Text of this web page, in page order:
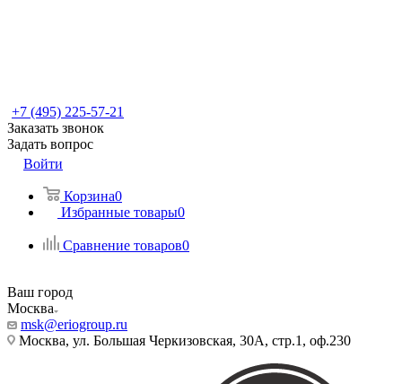
+7 (495) 225-57-21
Заказать звонок
Задать вопрос
Войти
Корзина0
Избранные товары0
Сравнение товаров0
Ваш город
Москва
msk@eriogroup.ru
Москва, ул. Большая Черкизовская, 30А, стр.1, оф.230